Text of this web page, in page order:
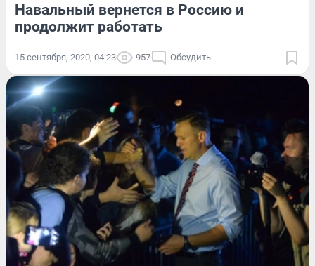
Навальный вернется в Россию и
продолжит работать
15 сентября, 2020, 04:23 957 Обсудить